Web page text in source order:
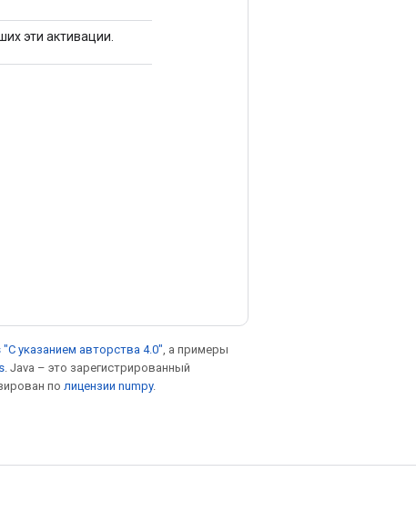
эти активации.
указанием авторства 4.0" , а примеры
. Java – это зарегистрированный
по лицензии numpy.